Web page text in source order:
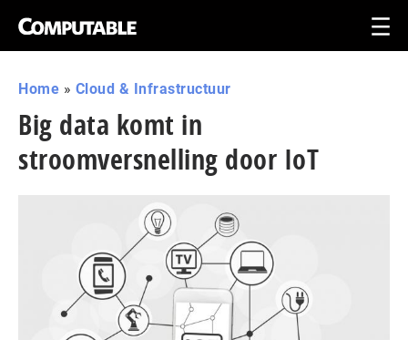
Home » Cloud & Infrastructuur
Big data komt in
stroomversnelling door IoT